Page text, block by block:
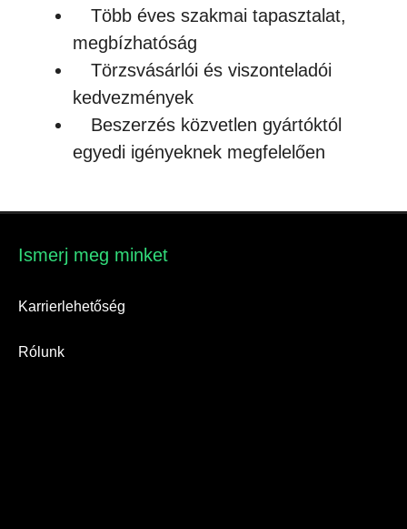
Több éves szakmai tapasztalat,
megbízhatóság
Törzsvásárlói és viszonteladói
kedvezmények
Beszerzés közvetlen gyártóktól
egyedi igényeknek megfelelően
Ismerj meg minket​
Karrierlehetőség
Rólunk